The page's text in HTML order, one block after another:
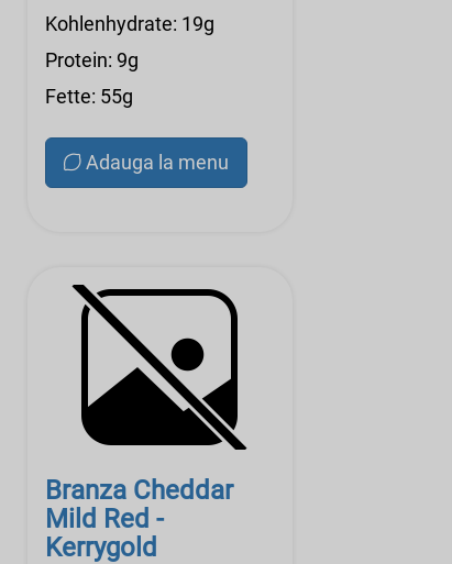
Kohlenhydrate: 19g
Protein: 9g
Fette: 55g
Adauga la menu
Branza Cheddar
Mild Red -
Kerrygold